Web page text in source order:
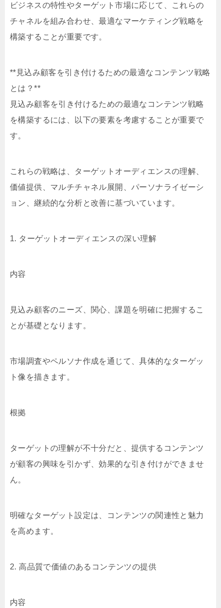
ビジネスの特性やターゲット市場に応じて、これらの
チャネルを組み合わせ、最適なマーケティング戦略を
構築することが重要です。
**見込み顧客を引き付けるための最適なコンテンツ戦略
とは？**
見込み顧客を引き付けるための最適なコンテンツ戦略
を構築するには、以下の要素を考慮することが重要で
す。
これらの戦略は、ターゲットオーディエンスの理解、
価値提供、マルチチャネル展開、パーソナライゼーシ
ョン、継続的な分析と改善に基づいています。
1. ターゲットオーディエンスの深い理解
内容
見込み顧客のニーズ、関心、課題を明確に把握するこ
とが基礎となります。
市場調査やペルソナ作成を通じて、具体的なターゲッ
ト像を描きます。
根拠
ターゲットの理解が不十分だと、提供するコンテンツ
が顧客の興味を引かず、効果的な引き付けができませ
ん。
明確なターゲット設定は、コンテンツの関連性と魅力
を高めます。
2. 高品質で価値のあるコンテンツの提供
内容